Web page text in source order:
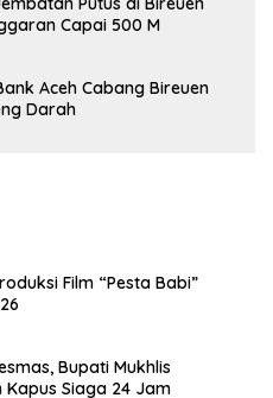
Capai 500 M
Aceh Cabang Bireuen
Darah
Film “Pesta Babi”
Bupati Mukhlis
Siaga 24 Jam